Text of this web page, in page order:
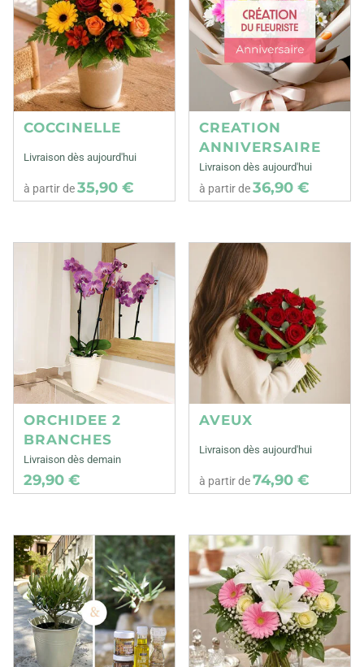
COCCINELLE
Livraison dès aujourd'hui
à partir de35,90 €
CREATION
ANNIVERSAIRE
Livraison dès aujourd'hui
à partir de36,90 €
ORCHIDEE 2
BRANCHES
Livraison dès demain
29,90 €
AVEUX
Livraison dès aujourd'hui
à partir de74,90 €